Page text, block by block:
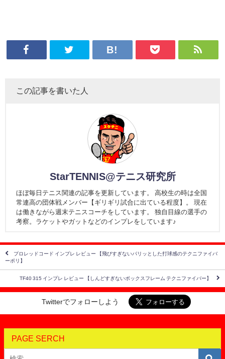
この記事を書いた人
StarTENNIS@テニス研究所
ほぼ毎日テニス関連の記事を更新しています。 高校生の時は全国
常連高の団体戦メンバー【ギリギリ試合に出ている程度】。 現在
は働きながら週末テニスコーチをしています。 独自目線の選手の
考察。ラケットやガットなどのインプレをしています♪
プロレッドコード インプレ レビュー 【飛びすぎないパリッとした打球感のテクニファイバ
ーポリ】
TF40 315 インプレ レビュー 【しんどすぎないボックスフレーム テクニファイバー】
Twitterでフォローしよう
PAGE SERCH